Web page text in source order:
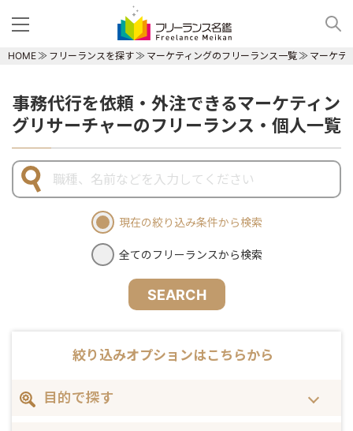
HOME フリーランスを探す マーケティングのフリーランス一覧 マーケテ
事務代行を依頼・外注できるマーケティン
グリサーチャーのフリーランス・個人一覧
現在の絞り込み条件から検索
全てのフリーランスから検索
SEARCH
絞り込みオプションはこちらから
目的で探す